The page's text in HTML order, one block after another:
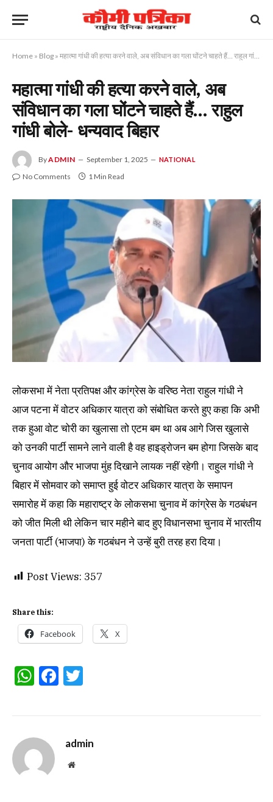
Home » Blog » महात्मा गांधी की हत्या करने वाले, अब संविधान का गला घोंटने चाहते हैं… राहुल गांधी बोले- धन्यवाद बिहार
महात्मा गांधी की हत्या करने वाले, अब
संविधान का गला घोंटने चाहते हैं… राहुल
गांधी बोले- धन्यवाद बिहार
ByADMIN September 1, 2025 NATIONAL
No Comments 1 Min Read
लोकसभा में नेता प्रतिपक्ष और कांग्रेस के वरिष्ठ नेता राहुल गांधी ने
आज पटना में वोटर अधिकार यात्रा को संबोधित करते हुए कहा कि अभी
तक हुआ वोट चोरी का खुलासा तो एटम बम था अब आगे जिस खुलासे
को उनकी पार्टी सामने लाने वाली है वह हाइड्रोजन बम होगा जिसके बाद
चुनाव आयोग और भाजपा मुंह दिखाने लायक नहीं रहेगी। राहुल गांधी ने
बिहार में सोमवार को समाप्त हुई वोटर अधिकार यात्रा के समापन
समारोह में कहा कि महाराष्ट्र के लोकसभा चुनाव में कांग्रेस के गठबंधन
को जीत मिली थी लेकिन चार महीने बाद हुए विधानसभा चुनाव में भारतीय
जनता पार्टी (भाजपा) के गठबंधन ने उन्हें बुरी तरह हरा दिया।
Post Views: 357
Share this:
Facebook X
WhatsApp
Facebook
admin
Website